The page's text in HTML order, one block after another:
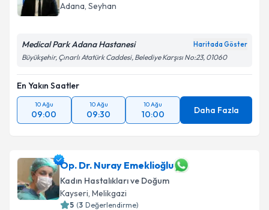
E-posta Adresiniz
Kişisel verilerimin işlenmesine ilişkinAydınlatma
Metni
kapsamda işlenmesini kabul ediyorum.
Adana, Seyhan
Medical Park Adana Hastanesi Haritada Göster
Büyükşehir, Çınarlı Atatürk Caddesi, Belediye Karşısı No:23, 01060
En Yakın Saatler
10 Ağu
09:00
10 Ağu
09:30
10 Ağu
10:00 Daha Fazla
Op. Dr. Nuray Emeklioğlu
Kadın Hastalıkları ve Doğum
Kayseri, Melikgazi
5 (3 Değerlendirme)